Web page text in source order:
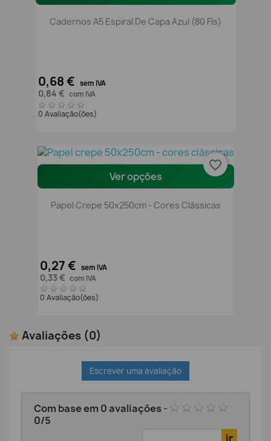
Cadernos A5 Espiral De Capa Azul (80 Fls)
0,68 € sem IVA
0,84 € com IVA
0 Avaliação(ões)
Ver opções
Papel Crepe 50x250cm - Cores Clássicas
0,27 € sem IVA
0,33 € com IVA
0 Avaliação(ões)
favorite_border
Avaliações (0)
Escrever uma avaliação
Com base em 0avaliações-
0/5